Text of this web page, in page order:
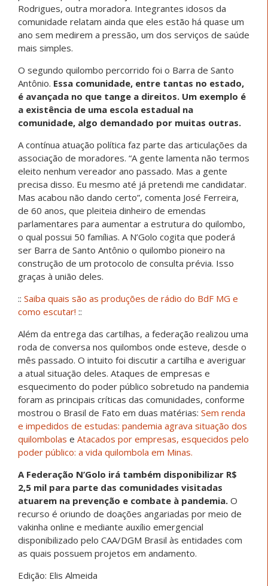
Rodrigues, outra moradora. Integrantes idosos da
comunidade relatam ainda que eles estão há quase um
ano sem medirem a pressão, um dos serviços de saúde
mais simples.
O segundo quilombo percorrido foi o Barra de Santo
Antônio. Essa comunidade, entre tantas no estado,
é avançada no que tange a direitos. Um exemplo é
a existência de uma escola estadual na
comunidade, algo demandado por muitas outras.
A contínua atuação política faz parte das articulações da
associação de moradores. “A gente lamenta não termos
eleito nenhum vereador ano passado. Mas a gente
precisa disso. Eu mesmo até já pretendi me candidatar.
Mas acabou não dando certo”, comenta José Ferreira,
de 60 anos, que pleiteia dinheiro de emendas
parlamentares para aumentar a estrutura do quilombo,
o qual possui 50 famílias. A N’Golo cogita que poderá
ser Barra de Santo Antônio o quilombo pioneiro na
construção de um protocolo de consulta prévia. Isso
graças à união deles.
:: Saiba quais são as produções de rádio do BdF MG e
como escutar! ::​​​
Além da entrega das cartilhas, a federação realizou uma
roda de conversa nos quilombos onde esteve, desde o
mês passado. O intuito foi discutir a cartilha e averiguar
a atual situação deles. Ataques de empresas e
esquecimento do poder público sobretudo na pandemia
foram as principais críticas das comunidades, conforme
mostrou o Brasil de Fato em duas matérias: Sem renda
e impedidos de estudas: pandemia agrava situação dos
quilombolas e Atacados por empresas, esquecidos pelo
poder público: a vida quilombola em Minas.
A Federação N’Golo irá também disponibilizar R$
2,5 mil para parte das comunidades visitadas
atuarem na prevenção e combate à pandemia. O
recurso é oriundo de doações angariadas por meio de
vakinha online e mediante auxílio emergencial
disponibilizado pelo CAA/DGM Brasil às entidades com
as quais possuem projetos em andamento.
Edição: Elis Almeida